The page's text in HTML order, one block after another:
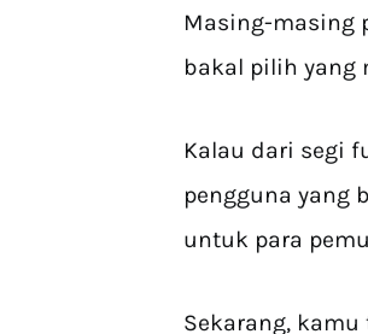
Masing-masing
bakal pilih yang
Kalau dari segi
pengguna yang
untuk para
Sekarang,